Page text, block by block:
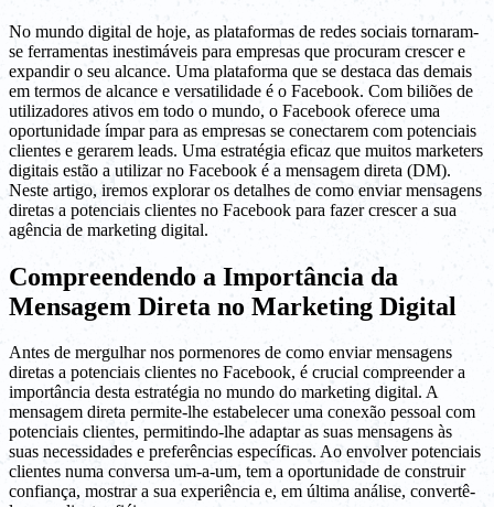
No mundo digital de hoje, as plataformas de redes sociais tornaram-
se ferramentas inestimáveis para empresas que procuram crescer e
expandir o seu alcance. Uma plataforma que se destaca das demais
em termos de alcance e versatilidade é o Facebook. Com biliões de
utilizadores ativos em todo o mundo, o Facebook oferece uma
oportunidade ímpar para as empresas se conectarem com potenciais
clientes e gerarem leads. Uma estratégia eficaz que muitos marketers
digitais estão a utilizar no Facebook é a mensagem direta (DM).
Neste artigo, iremos explorar os detalhes de como enviar mensagens
diretas a potenciais clientes no Facebook para fazer crescer a sua
agência de marketing digital.
Compreendendo a Importância da
Mensagem Direta no Marketing Digital
Antes de mergulhar nos pormenores de como enviar mensagens
diretas a potenciais clientes no Facebook, é crucial compreender a
importância desta estratégia no mundo do marketing digital. A
mensagem direta permite-lhe estabelecer uma conexão pessoal com
potenciais clientes, permitindo-lhe adaptar as suas mensagens às
suas necessidades e preferências específicas. Ao envolver potenciais
clientes numa conversa um-a-um, tem a oportunidade de construir
confiança, mostrar a sua experiência e, em última análise, convertê-